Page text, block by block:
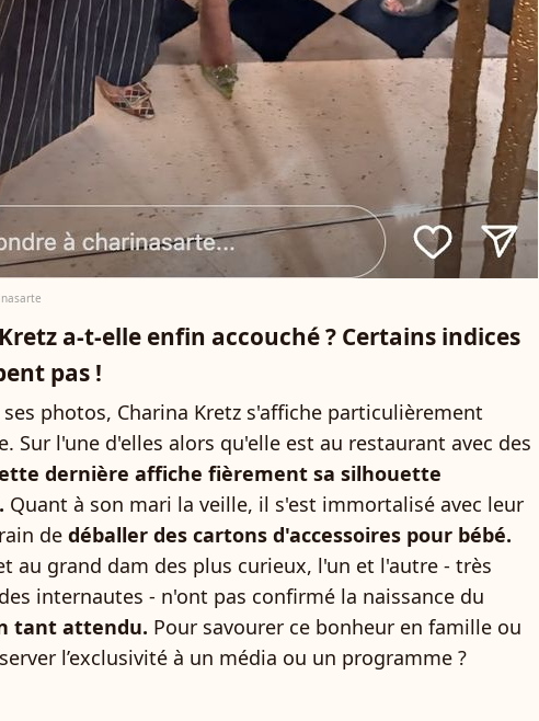
a-t-elle enfin accouché ? Certains indices
pas !
photos, Charina Kretz s'affiche particulièrement
Sur l'une d'elles alors qu'elle est au restaurant avec des
dernière affiche fièrement sa silhouette
Quant à son mari la veille, il s'est immortalisé avec leur
de déballer des cartons d'accessoires pour bébé.
au grand dam des plus curieux, l'un et l'autre - très
internautes - n'ont pas confirmé la naissance du
tant attendu. Pour savourer ce bonheur en famille ou
l’exclusivité à un média ou un programme ?